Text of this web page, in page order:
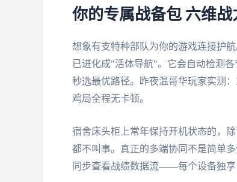
你的专属战备包 六维战
想象有支特种部队为你的游戏连接护
已进化成"活体导航"。它会自动检测
秒选最优路径。昨夜温哥华玩家实测
鸡局全程无卡顿。
宿舍床头柜上常年保持开机状态的，
都不叫事。真正的多端协同不是简单
同步查看战绩数据流——每个设备独享